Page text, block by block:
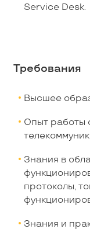
Service Desk.
Требования
Высшее
Опыт работы
Знания в
протоколы,
Знания и